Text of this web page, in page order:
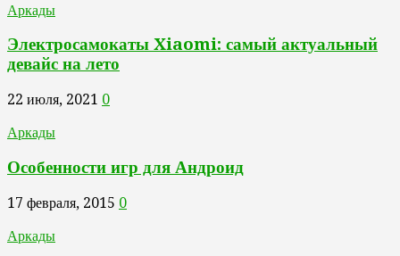
Аркады
Электросамокаты Xiaomi: самый актуальный
девайс на лето
22 июля, 2021 0
Аркады
Особенности игр для Андроид
17 февраля, 2015 0
Аркады